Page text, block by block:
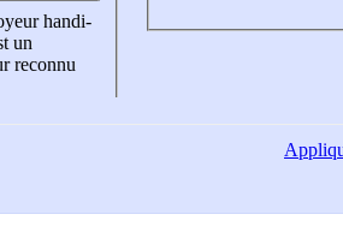
handi-
un
reconnu